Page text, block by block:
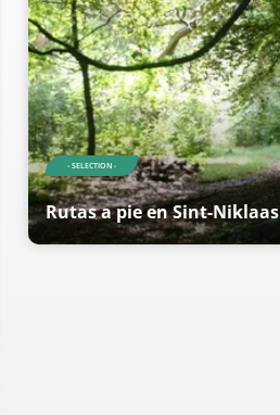
- SELECTION -
Rutas a pie en Sint-Niklaas